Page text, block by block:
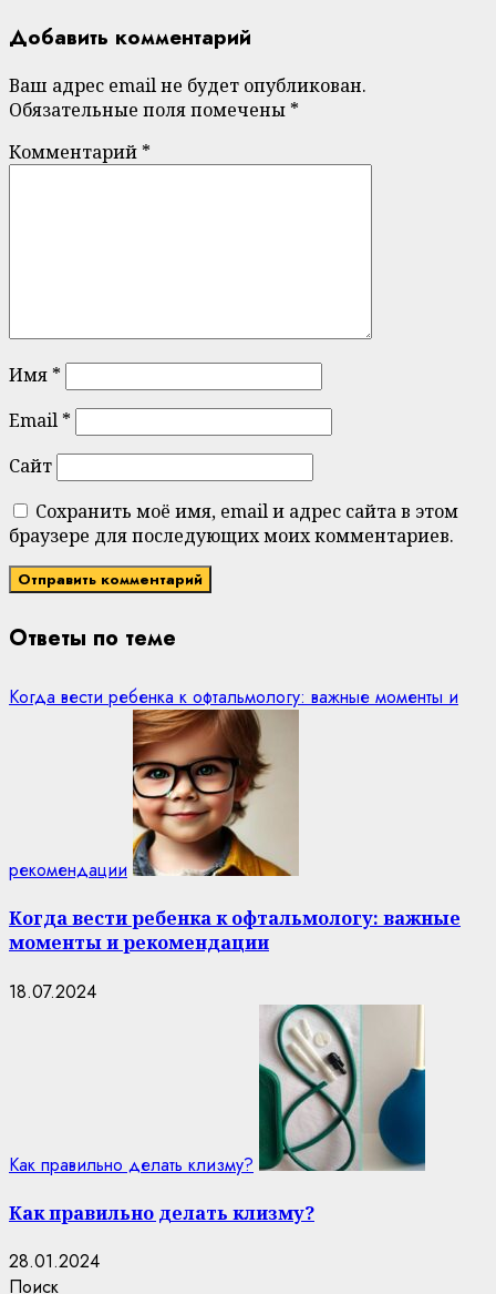
Добавить комментарий
Ваш адрес email не будет опубликован.
Обязательные поля помечены *
Комментарий *
Имя *
Email *
Сайт
Сохранить моё имя, email и адрес сайта в этом
браузере для последующих моих комментариев.
Ответы по теме
Когда вести ребенка к офтальмологу: важные моменты и
рекомендации
Когда вести ребенка к офтальмологу: важные
моменты и рекомендации
18.07.2024
Как правильно делать клизму?
Как правильно делать клизму?
28.01.2024
Поиск